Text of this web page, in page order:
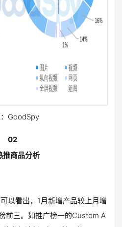
GoodSpy
02
推商品分析
以看出，1月新增产品较上月增
前三。如推广榜一的Custom A